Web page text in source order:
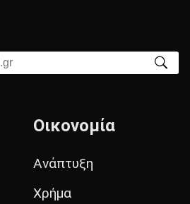
Οικονομία
Ανάπτυξη
Χρήμα